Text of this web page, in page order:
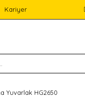
Kariyer